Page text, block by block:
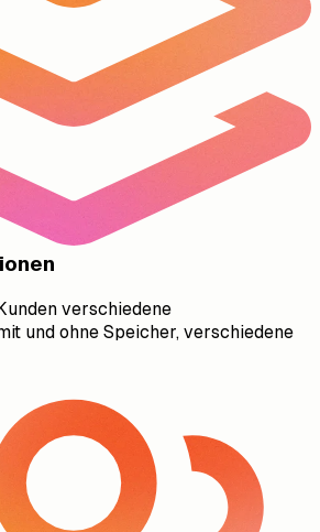
verschiedene
und ohne Speicher, verschiedene